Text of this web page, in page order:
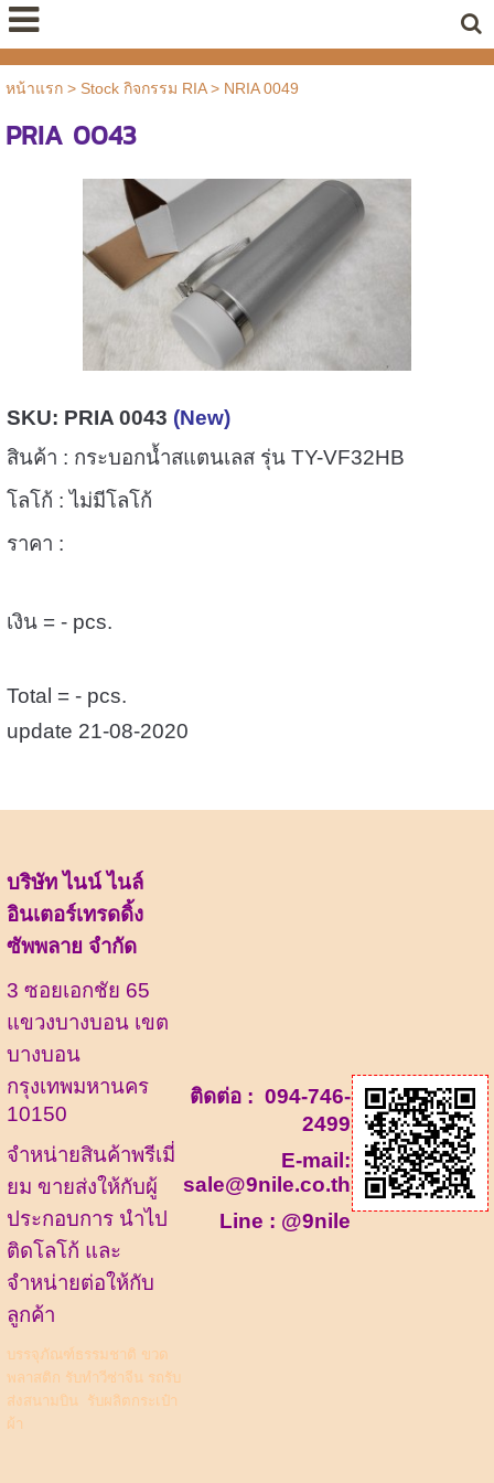
หน้าแรก> Stock กิจกรรม RIA> NRIA 0049
PRIA 0043
SKU: PRIA 0043 (New)
สินค้า : กระบอกน้ำสแตนเลส รุ่น TY-VF32HB
โลโก้ : ไม่มีโลโก้
ราคา :
เงิน = - pcs.
Total = - pcs.
update 21-08-2020
บริษัท ไนน์ ไนล์
อินเตอร์เทรดดิ้ง
ซัพพลาย จำกัด
3 ซอยเอกชัย 65
แขวงบางบอน เขต
บางบอน
กรุงเทพมหานคร
10150
จำหน่ายสินค้าพรีเมี่
ยม ขายส่งให้กับผู้
ประกอบการ นำไป
ติดโลโก้ และ
จำหน่ายต่อให้กับ
ลูกค้า
บรรจุภัณฑ์ธรรมชาติ ขวด
พลาสติก รับทำวีซ่าจีน รถรับ
ส่งสนามบิน รับผลิตกระเป๋า
ผ้า
ติดต่อ : 094-746-
2499
E-mail:
sale@9nile.co.th
Line : @9nile